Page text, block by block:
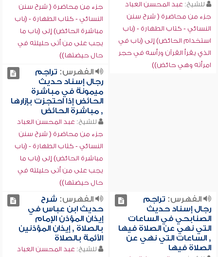
للشيخ: عبد المحسن العباد
جزء من محاضرة ( شرح سنن
النسائي - كتاب الطهارة - (باب
استخدام الحائض) إلى (باب في
الذي يقرأ القرآن ورأسه في حجر
امرأته وهي حائض))
جزء من محاضرة ( شرح سنن
النسائي - كتاب الطهارة - (باب
مباشرة الحائض) إلى (باب ما
يجب على من أتى حليلته في
حال حيضتها))
الفهرس: تراجم
رجال إسناد حديث
ميمونة في مباشرة
الحائض إذا احتجزت بإزارها
, مباشرة الحائض
للشيخ: عبد المحسن العباد
جزء من محاضرة ( شرح سنن
النسائي - كتاب الطهارة - (باب
مباشرة الحائض) إلى (باب ما
يجب على من أتى حليلته في
حال حيضتها))
الفهرس: تراجم
رجال إسناد حديث
الصنابحي في الساعات
التي نهي عن الصلاة فيها
, الساعات التي نهي عن
الصلاة فيها
الفهرس: شرح
حديث ابن عباس في
إيذان المؤذن الإمام
بالصلاة , إيذان المؤذنين
الأئمة بالصلاة
للشيخ: عبد المحسن العباد